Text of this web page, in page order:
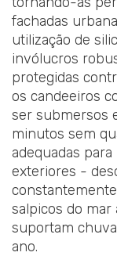
fachadas
utilização de
invólucros
protegidas
os candeeiros
ser submersos
minutos sem
adequadas
exteriores -
salpicos do
suportam
ano.